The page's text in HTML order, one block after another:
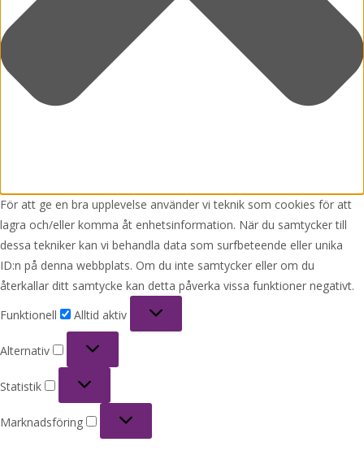
För att ge en bra upplevelse använder vi teknik som cookies för att
lagra och/eller komma åt enhetsinformation. När du samtycker till
dessa tekniker kan vi behandla data som surfbeteende eller unika
ID:n på denna webbplats. Om du inte samtycker eller om du
återkallar ditt samtycke kan detta påverka vissa funktioner negativt.
Funktionell
Alltid aktiv
Alternativ
Statistik
Marknadsföring